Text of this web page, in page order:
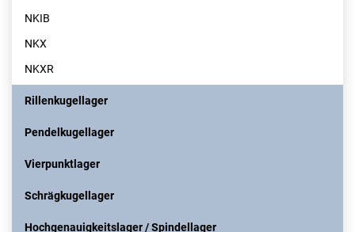
NKIB
NKX
NKXR
Rillenkugellager
Pendelkugellager
Vierpunktlager
Schrägkugellager
Hochgenauigkeitslager / Spindellager